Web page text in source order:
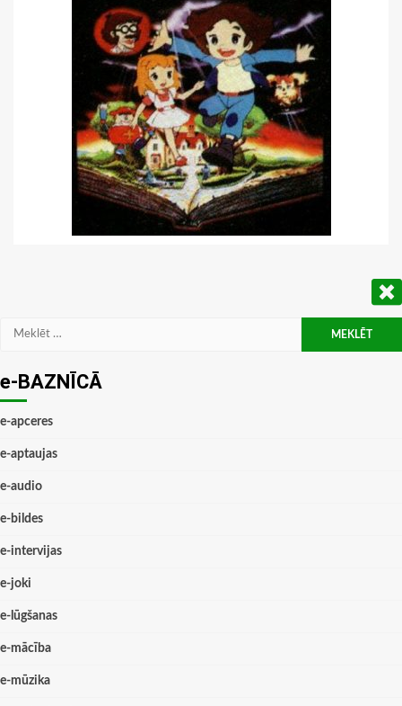
Meklēt:
e-BAZNĪCĀ
e-apceres
e-aptaujas
e-audio
e-bildes
e-intervijas
e-joki
e-lūgšanas
e-mācība
e-mūzika